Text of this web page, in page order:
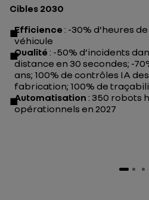
Cibles 2030
Efficience : -30% d’heures
véhicule
Qualité : -50% d’incidents
distance en 30 secondes; -
ans; 100% de contrôles IA
fabrication; 100% de
Automatisation : 350 robots
opérationnels en 2027